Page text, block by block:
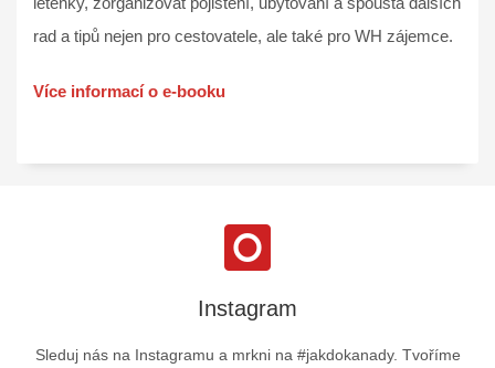
rad a tipů nejen pro cestovatele, ale také pro WH zájemce.
Více informací o e-booku
Instagram
Sleduj nás na Instagramu a mrkni na #jakdokanady. Tvoříme